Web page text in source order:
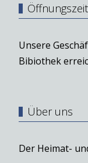
Unsere
Bibiothek
Über uns
Der Heimat-